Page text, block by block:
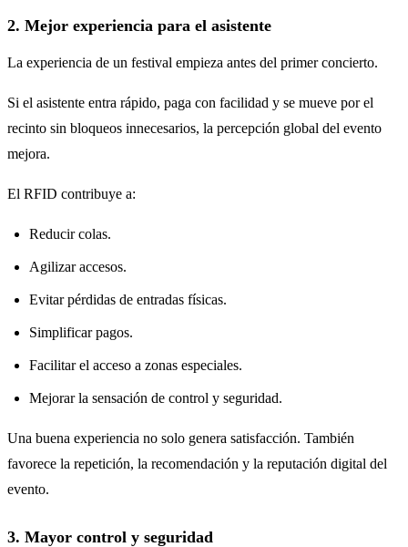
2. Mejor experiencia para el asistente
La experiencia de un festival empieza antes del primer concierto.
Si el asistente entra rápido, paga con facilidad y se mueve por el
recinto sin bloqueos innecesarios, la percepción global del evento
mejora.
El RFID contribuye a:
Reducir colas.
Agilizar accesos.
Evitar pérdidas de entradas físicas.
Simplificar pagos.
Facilitar el acceso a zonas especiales.
Mejorar la sensación de control y seguridad.
Una buena experiencia no solo genera satisfacción. También
favorece la repetición, la recomendación y la reputación digital del
evento.
3. Mayor control y seguridad